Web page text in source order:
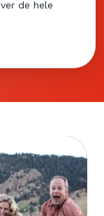
de hele